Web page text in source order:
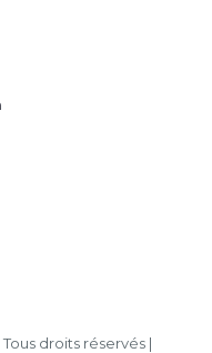
droits réservés |